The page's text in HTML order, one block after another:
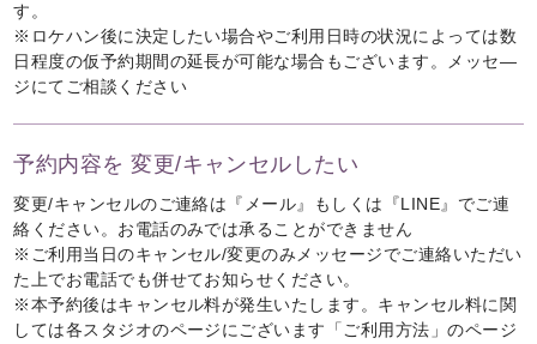
す。
※ロケハン後に決定したい場合やご利用日時の状況によっては数
日程度の仮予約期間の延長が可能な場合もございます。メッセ―
ジにてご相談ください
予約内容を 変更/キャンセルしたい
変更/キャンセルのご連絡は『メール』もしくは『LINE』でご連
絡ください。お電話のみでは承ることができません
※ご利用当日のキャンセル/変更のみメッセージでご連絡いただい
た上でお電話でも併せてお知らせください。
※本予約後はキャンセル料が発生いたします。キャンセル料に関
しては各スタジオのページにございます
「ご利用方法」のページ